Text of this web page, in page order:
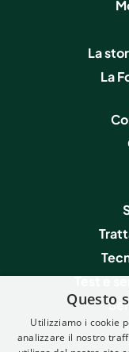
La
La
Test e
Questo
Utilizziamo i cookie
analizzare il nostro